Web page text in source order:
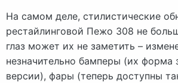
На самом деле, стилистические
рестайлинговой Пежо 308 не
глаз может их не заметить –
незначительно бамперы (их форма
версии), фары (теперь доступны